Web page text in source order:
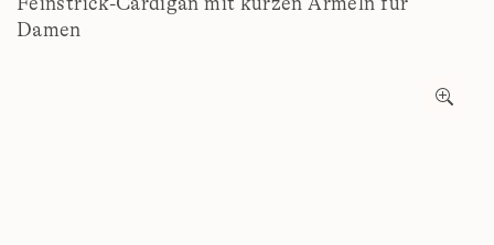
Damen